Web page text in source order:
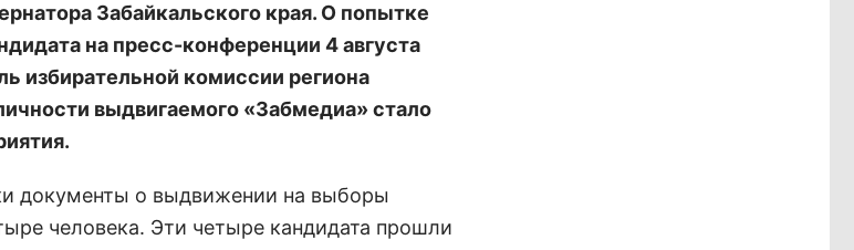
Забайкальского края. О попытке
на пресс-конференции 4 августа
избирательной комиссии региона
выдвигаемого «Забмедиа» стало
документы о выдвижении на выборы
человека. Эти четыре кандидата прошли